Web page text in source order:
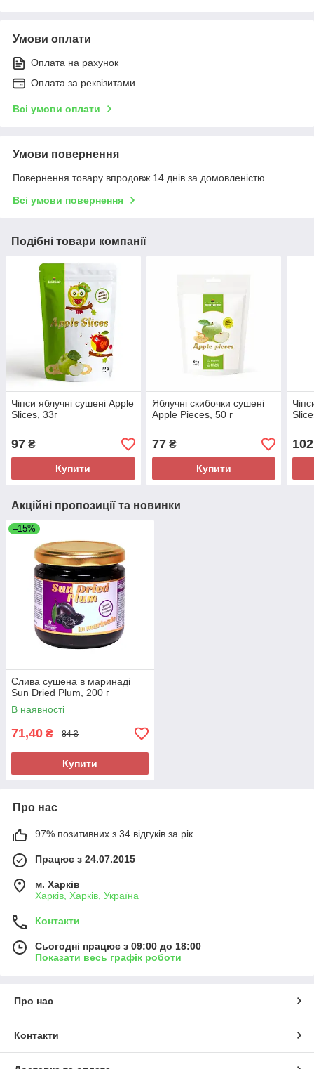
Умови оплати
Оплата на рахунок
Оплата за реквізитами
Всі умови оплати
Умови повернення
Повернення товару впродовж 14 днів за домовленістю
Всі умови повернення
Подібні товари компанії
Чіпси яблучні сушені Apple
Slices, 33г
97 ₴
Купити
Яблучні скибочки сушені
Apple Pieces, 50 г
77₴
Купити
102
Акційні пропозиції та новинки
–15%
Слива сушена в маринаді
Sun Dried Plum, 200 г
В наявності
71,40 ₴ 84 ₴
Купити
Про нас
97% позитивних з 34 відгуків за рік
Працює з 24.07.2015
м. Харків
Харків, Харків, Україна
Контакти
Сьогодні працює з 09:00 до 18:00
Показати весь графік роботи
Про нас
Контакти